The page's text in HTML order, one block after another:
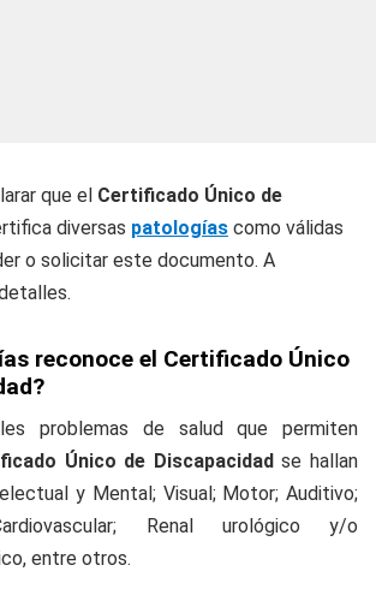
que el Certificado Único de
diversas patologías como válidas
o solicitar este documento. A
reconoce el Certificado Único
problemas de salud que permiten
Único de Discapacidadse hallan
y Mental; Visual; Motor; Auditivo;
Renal urológico y/o
entre otros.